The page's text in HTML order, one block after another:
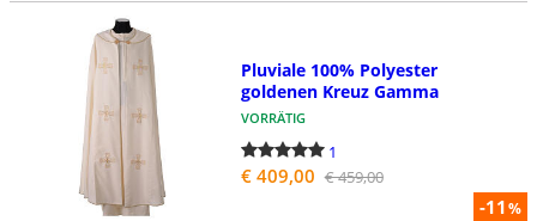
-11%
Pluviale 100% Polyester
goldenen Kreuz Gamma
VORRÄTIG
1
€ 409,00 € 459,00